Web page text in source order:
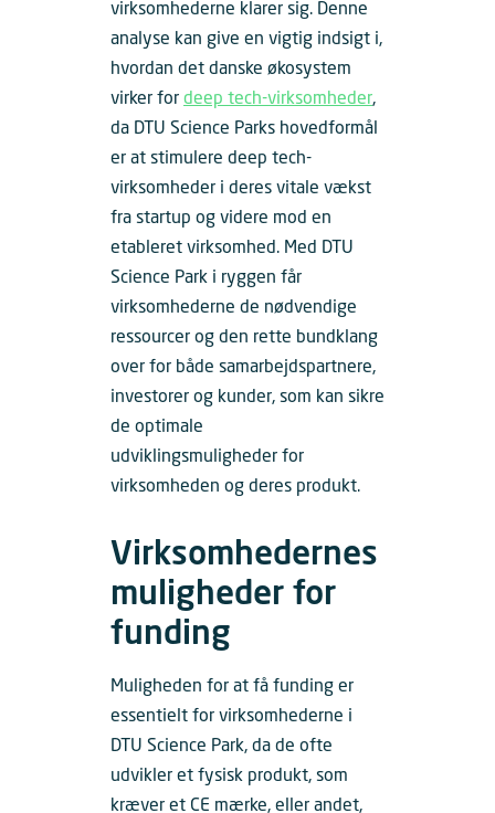
virksomhederne klarer sig. Denne
analyse kan give en vigtig indsigt i,
hvordan det danske økosystem
virker for deep tech-virksomheder,
da DTU Science Parks hovedformål
er at stimulere deep tech-
virksomheder i deres vitale vækst
fra startup og videre mod en
etableret virksomhed. Med DTU
Science Park i ryggen får
virksomhederne de nødvendige
ressourcer og den rette bundklang
over for både samarbejdspartnere,
investorer og kunder, som kan sikre
de optimale
udviklingsmuligheder for
virksomheden og deres produkt.
Virksomhedernes
muligheder for
funding
Muligheden for at få funding er
essentielt for virksomhederne i
DTU Science Park, da de ofte
udvikler et fysisk produkt, som
kræver et CE mærke, eller andet,